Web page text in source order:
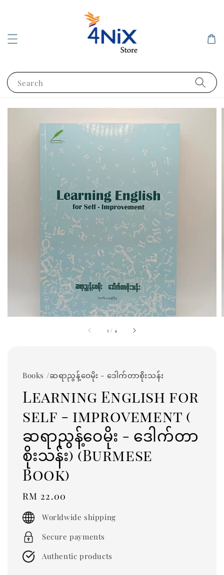
Search
1 / 4
Books /ဆရာညွန့်ဝေမိုး - ဒေါက်တာစိုးသန်း
Learning English for
self - improvement (
ဆရာညွန့်ဝေမိုး - ဒေါက်တာ
စိုးသန်း) (Burmese
Book)
Regular
price
RM 22.00
Worldwide shipping
Secure payments
Authentic products